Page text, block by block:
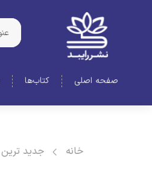
صفحه اصلی کتاب‌ها
خانه جدید ترین